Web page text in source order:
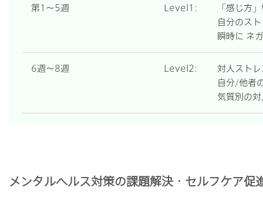
第1～5週 Level1:
「感じ方
自分のス
瞬時に ネ
6週～8週 Level2:
対人スト
自分/他者
気質別の
メンタルヘルス対策の課題解決・セルフケア促